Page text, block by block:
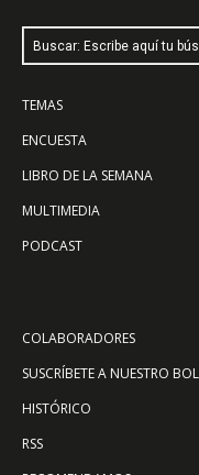
Buscar: Escribe aquí tu
TEMAS
ENCUESTA
LIBRO DE LA SEMANA
MULTIMEDIA
PODCAST
COLABORADORES
SUSCRÍBETE A NUESTRO
HISTÓRICO
RSS